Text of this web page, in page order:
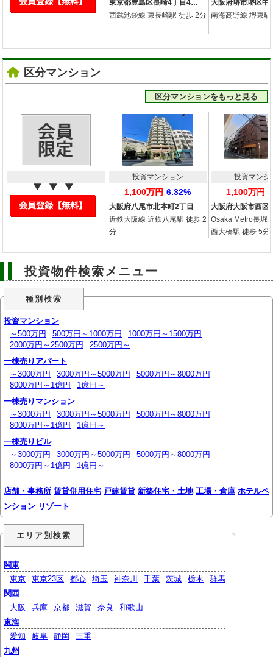
東京都豊島区長崎4丁目4…
西武池袋線 東長崎駅 徒歩 2分
大阪府堺市堺区中
南海高野線 堺東駅
区分マンション
区分マンションをもっと見る
----------
大阪府八尾市北本町2丁目
投資マンション
1,100万円 6.32%
近鉄大阪線 近鉄八尾駅 徒歩 2
分
大阪府大阪市西
投資マンシ
1,100万円
Osaka Metro長堀
西大橋駅 徒歩 5分
投資物件検索メニュー
種別検索
投資マンション
～500万円
500万円～1000万円
1000万円～1500万円
2000万円～2500万円
2500万円～
一棟売りアパート
～3000万円
3000万円～5000万円
5000万円～8000万円
8000万円～1億円
1億円～
一棟売りマンション
～3000万円
3000万円～5000万円
5000万円～8000万円
8000万円～1億円
1億円～
一棟売りビル
～3000万円
3000万円～5000万円
5000万円～8000万円
8000万円～1億円
1億円～
店舗・事務所 賃貸併用住宅 戸建賃貸 新築住宅・土地 工場・倉庫 ホテルペ
ンション リゾート
エリア別検索
関東
東京
東京23区 都心 埼玉 神奈川 千葉 茨城 栃木
群馬
関西
大阪
兵庫 京都 滋賀 奈良
和歌山
東海
愛知
岐阜 静岡
三重
九州